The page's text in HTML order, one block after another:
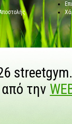
την